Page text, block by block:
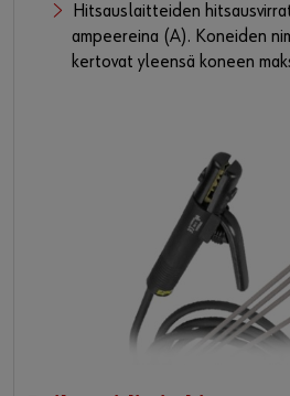
Hitsauslaitteiden
ampeereina (A). Koneiden
kertovat yleensä koneen